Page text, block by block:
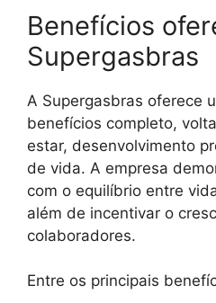
Benefícios
Supergasbras
A Supergasbras oferece
benefícios completo,
estar, desenvolvimento
de vida. A empresa
com o equilíbrio entre
além de incentivar o
colaboradores.
Entre os principais